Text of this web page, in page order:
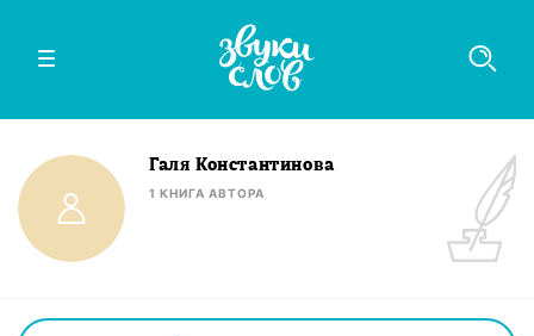
Галя Константинова
1 КНИГА АВТОРА